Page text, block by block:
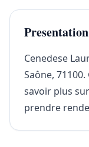
Presentation
Cenedese
Saône,
savoir plus
prendre